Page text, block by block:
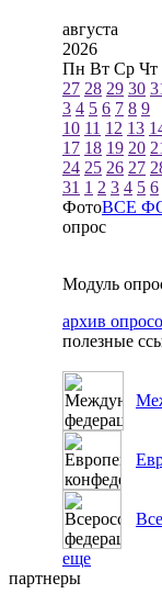
августа
2026
Пн Вт Ср Чт
27 28 29 30
3 4 5 6 7 8 9
10 11 12 13
17 18 19 20
24 25 26 27
31 1 2 3 4 5 6
ФотоВСЕ
опрос
Модуль
архив
полезные
еще
партнеры